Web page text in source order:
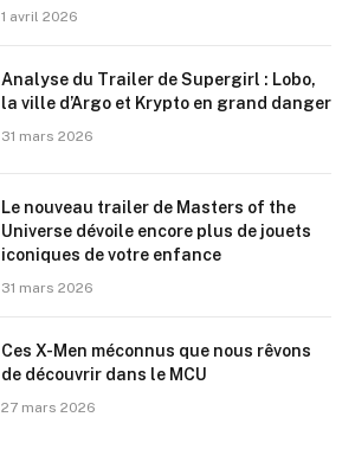
1 avril 2026
Analyse du Trailer de Supergirl : Lobo,
la ville d’Argo et Krypto en grand danger
31 mars 2026
Le nouveau trailer de Masters of the
Universe dévoile encore plus de jouets
iconiques de votre enfance
31 mars 2026
Ces X-Men méconnus que nous rêvons
de découvrir dans le MCU
27 mars 2026